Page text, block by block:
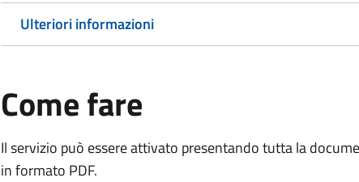
Ulteriori informazioni
Come fare
Il servizio può essere attivato presentando tutta la
in formato PDF.